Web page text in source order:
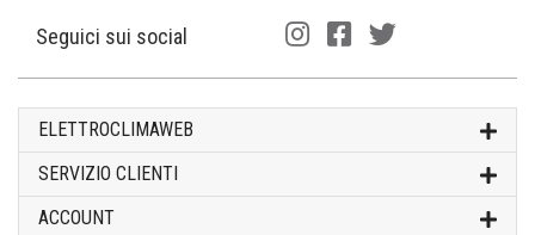
Seguici sui social
ELETTROCLIMAWEB
SERVIZIO CLIENTI
ACCOUNT